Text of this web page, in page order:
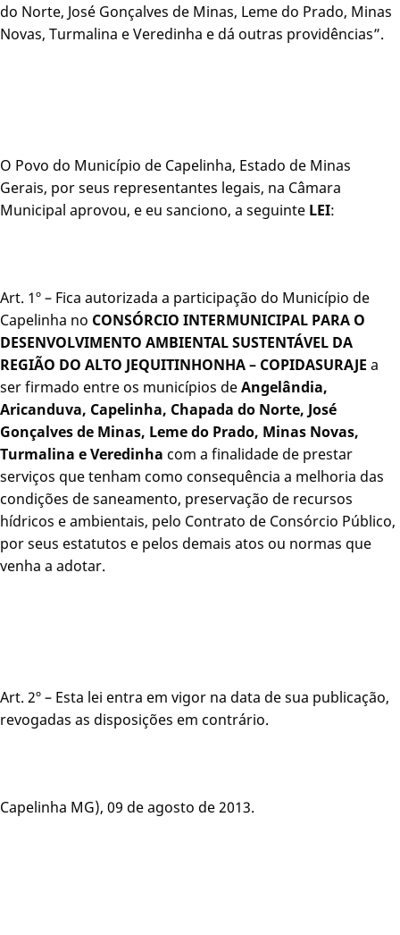
do Norte, José Gonçalves de Minas, Leme do Prado, Minas
Novas, Turmalina e Veredinha e dá outras providências”.
O Povo do Município de Capelinha, Estado de Minas
Gerais, por seus representantes legais, na Câmara
Municipal aprovou, e eu sanciono, a seguinte LEI:
Art. 1º – Fica autorizada a participação do Município de
Capelinha no CONSÓRCIO INTERMUNICIPAL PARA O
DESENVOLVIMENTO AMBIENTAL SUSTENTÁVEL DA
REGIÃO DO ALTO JEQUITINHONHA – COPIDASURAJE a
ser firmado entre os municípios deAngelândia,
Aricanduva, Capelinha, Chapada do Norte, José
Gonçalves de Minas, Leme do Prado, Minas Novas,
Turmalina e Veredinha com a finalidade de prestar
serviços que tenham como consequência a melhoria das
condições de saneamento, preservação de recursos
hídricos e ambientais, pelo Contrato de Consórcio Público,
por seus estatutos e pelos demais atos ou normas que
venha a adotar.
Art. 2º – Esta lei entra em vigor na data de sua publicação,
revogadas as disposições em contrário.
Capelinha MG), 09 de agosto de 2013.